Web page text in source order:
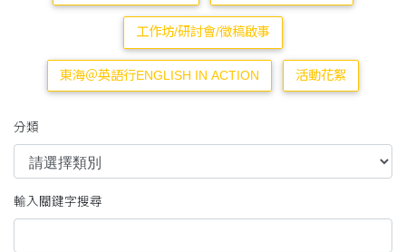
工作坊/研討會/徵稿啟事
東海＠英語行ENGLISH IN ACTION 活動花絮
分類
輸入關鍵字搜尋